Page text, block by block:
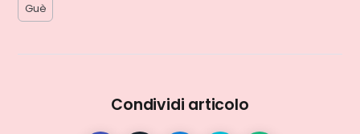
Guè
Condividi articolo